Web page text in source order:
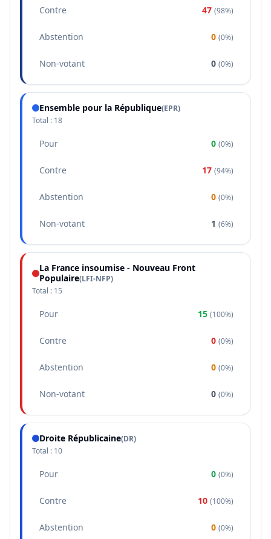
Contre 47 (98%)
Abstention 0 (0%)
Non-votant 0 (0%)
Ensemble pour la République(EPR)
Total : 18
Pour 0 (0%)
Contre 17 (94%)
Abstention 0 (0%)
Non-votant 1 (6%)
La France insoumise - Nouveau Front
Populaire(LFI-NFP)
Total : 15
Pour 15 (100%)
Contre 0 (0%)
Abstention 0 (0%)
Non-votant 0 (0%)
Droite Républicaine(DR)
Total : 10
Pour 0 (0%)
Contre 10 (100%)
Abstention 0 (0%)